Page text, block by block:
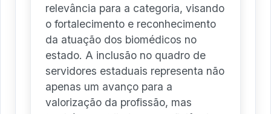
relevância para a categoria, visando
o fortalecimento e reconhecimento
da atuação dos biomédicos no
estado. A inclusão no quadro de
servidores estaduais representa não
apenas um avanço para a
valorização da profissão, mas